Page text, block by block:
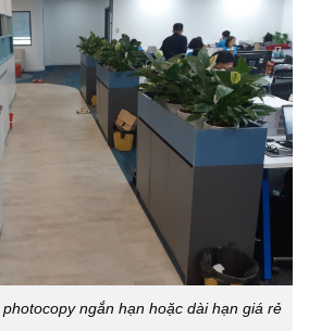
ngắn hạn hoặc dài hạn giá rẻ